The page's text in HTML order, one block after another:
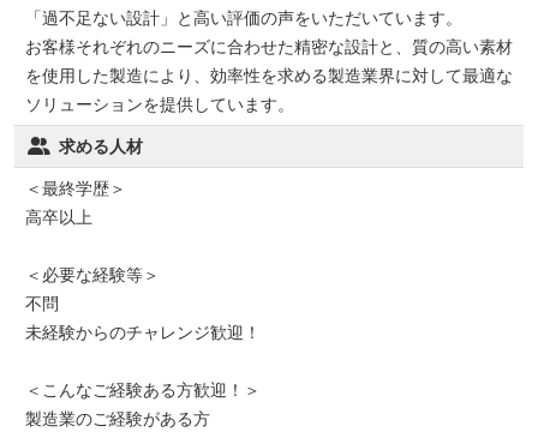
「過不足ない設計」と高い評価の声をいただいています。
お客様それぞれのニーズに合わせた精密な設計と、質の高い素材
を使用した製造により、効率性を求める製造業界に対して最適な
ソリューションを提供しています。
求める人材
＜最終学歴＞
高卒以上
＜必要な経験等＞
不問
未経験からのチャレンジ歓迎！
＜こんなご経験ある方歓迎！＞
製造業のご経験がある方